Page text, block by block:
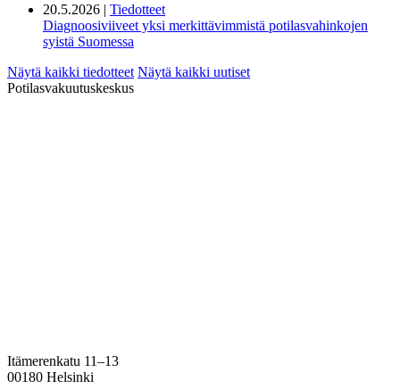
20.5.2026 | Tiedotteet
Diagnoosiviiveet yksi merkittävimmistä potilasvahinkojen
syistä Suomessa
Näytä kaikki tiedotteet Näytä kaikki uutiset
Potilasvakuutuskeskus
Itämerenkatu 11–13
00180 Helsinki